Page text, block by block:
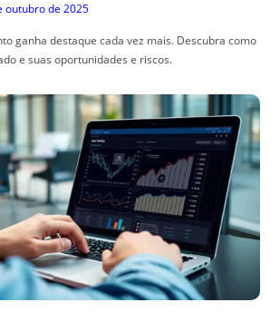
outubro de 2025
ganha destaque cada vez mais. Descubra como
e suas oportunidades e riscos.